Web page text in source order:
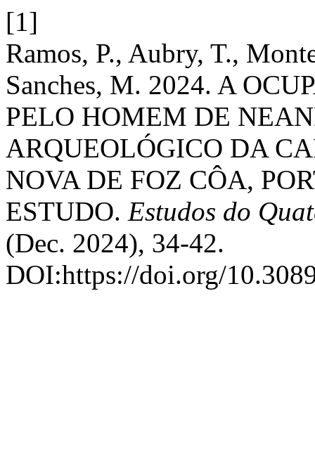
[1]
Ramos, P., Aubry, T.,
Sanches, M. 2024. A
PELO HOMEM DE
ARQUEOLÓGICO DA
NOVA DE FOZ CÔA,
ESTUDO. Estudos do
(Dec. 2024), 34-42.
DOI:https://doi.org/